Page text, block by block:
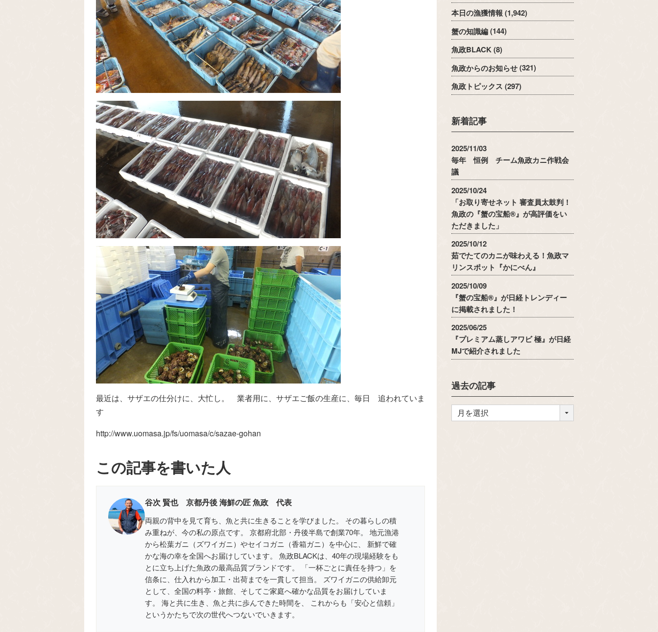
最近は、サザエの仕分けに、大忙し。 業者用に、サザエご飯の生産に、毎日 追われていま
す
http://www.uomasa.jp/fs/uomasa/c/sazae-gohan
この記事を書いた人
谷次 賢也 京都丹後 海鮮の匠 魚政 代表
両親の背中を見て育ち、魚と共に生きることを学びました。 その暮らしの積
み重ねが、今の私の原点です。 京都府北部・丹後半島で創業70年。 地元漁港
から松葉ガニ（ズワイガニ）やセイコガニ（香箱ガニ）を中心に、 新鮮で確
かな海の幸を全国へお届けしています。 魚政BLACKは、40年の現場経験をも
とに立ち上げた魚政の最高品質ブランドです。 「一杯ごとに責任を持つ」を
信条に、仕入れから加工・出荷までを一貫して担当。 ズワイガニの供給卸元
として、全国の料亭・旅館、そしてご家庭へ確かな品質をお届けしていま
す。 海と共に生き、魚と共に歩んできた時間を、 これからも「安心と信頼」
というかたちで次の世代へつないでいきます。
本日の漁獲情報 (1,942)
蟹の知識編(144)
魚政BLACK(8)
魚政からのお知らせ(321)
魚政トピックス (297)
新着記事
2025/11/03
毎年 恒例 チーム魚政カニ作戦会
議
2025/10/24
「お取り寄せネット 審査員太鼓判！
魚政の『蟹の宝船®』が高評価をい
ただきました」
2025/10/12
茹でたてのカニが味わえる！魚政マ
リンスポット『かにべん』
2025/10/09
『蟹の宝船®』が日経トレンディー
に掲載されました！
2025/06/25
『プレミアム蒸しアワビ 極』が日経
MJで紹介されました
過去の記事